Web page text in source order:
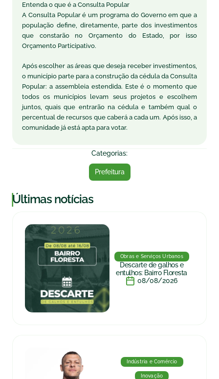
Entenda o que é a Consulta Popular
A Consulta Popular é um programa do Governo em que a
população define, diretamente, parte dos investimentos
que constarão no Orçamento do Estado, por isso
Orçamento Participativo.
Após escolher as áreas que deseja receber investimentos,
o município parte para a construção da cédula da Consulta
Popular: a assembleia estendida. Este é o momento que
todos os municípios levam seus projetos e escolhem
juntos, quais que entrarão na cédula e também qual o
percentual de recursos que caberá a cada um. Após isso, a
comunidade já está apta para votar.
Categorias:
Prefeitura
|Últimas notícias
Obras e Serviços Urbanos
Descarte de galhos e
entulhos: Bairro Floresta
08/08/2026
Indústria e Comércio
Inovação